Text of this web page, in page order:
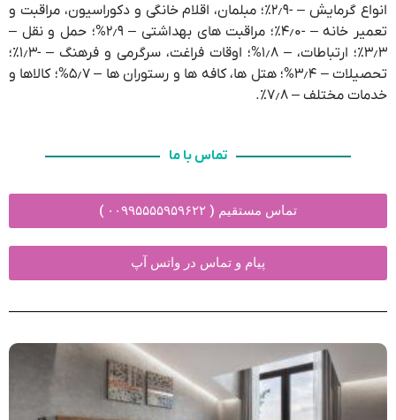
انواع گرمایش – -۲٫۹٪؛ مبلمان، اقلام خانگی و دکوراسیون، مراقبت و
تعمیر خانه – -۴٫۰٪؛ مراقبت های بهداشتی – ۲٫۹%؛ حمل و نقل –
۳٫۳٪؛ ارتباطات، – ۱٫۸%؛ اوقات فراغت، سرگرمی و فرهنگ – -۱٫۳٪؛
تحصیلات – ۳٫۴%؛ هتل ها، کافه ها و رستوران ها – ۵٫۷%؛ کالاها و
خدمات مختلف – ۷٫۸٪.
تماس با ما
تماس مستقیم ( ۰۰۹۹۵۵۵۵۹۵۹۶۲۲ )
پیام و تماس در واتس آپ